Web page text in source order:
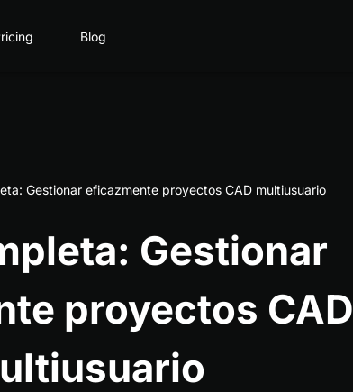
Blog
Gestionar eficazmente proyectos CAD multiusuario
Gestionar
proyectos CAD